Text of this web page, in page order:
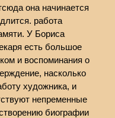
она начинается
работа
У Бориса
есть большое
и воспоминания о
насколько
художника, и
непременные
биографии